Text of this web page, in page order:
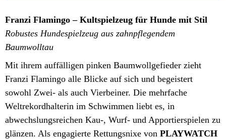
Franzi Flamingo – Kultspielzeug für Hunde mit Stil
Robustes Hundespielzeug aus zahnpflegendem
Baumwolltau
Mit ihrem auffälligen pinken Baumwollgefieder zieht
Franzi Flamingo alle Blicke auf sich und begeistert
sowohl Zwei- als auch Vierbeiner. Die mehrfache
Weltrekordhalterin im Schwimmen liebt es, in
abwechslungsreichen Kau-, Wurf- und Apportierspielen zu
glänzen. Als engagierte Rettungsnixe von PLAYWATCH